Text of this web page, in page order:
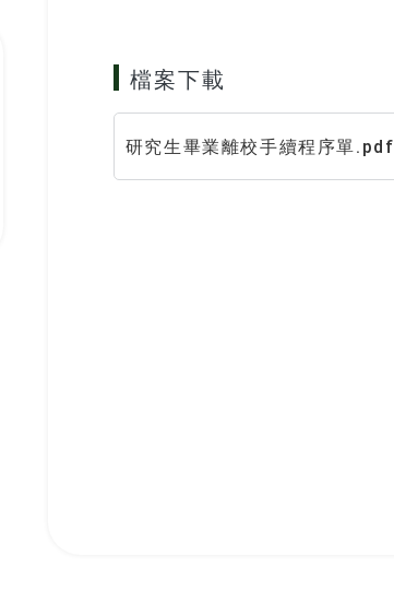
檔案下載
研究生畢業離校手續程序單.pdf